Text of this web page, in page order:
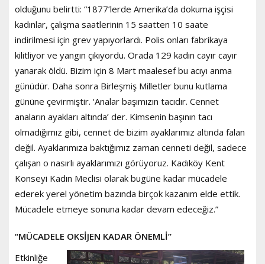
olduğunu belirtti: “1877’lerde Amerika’da dokuma işçisi
kadınlar, çalışma saatlerinin 15 saatten 10 saate
indirilmesi için grev yapıyorlardı. Polis onları fabrikaya
kilitliyor ve yangın çıkıyordu. Orada 129 kadın cayır cayır
yanarak öldü. Bizim için 8 Mart maalesef bu acıyı anma
günüdür. Daha sonra Birleşmiş Milletler bunu kutlama
gününe çevirmiştir. ‘Analar başımızın tacıdır. Cennet
anaların ayakları altında’ der. Kimsenin başının tacı
olmadığımız gibi, cennet de bizim ayaklarımız altında falan
değil. Ayaklarımıza baktığımız zaman cenneti değil, sadece
çalışan o nasırlı ayaklarımızı görüyoruz. Kadıköy Kent
Konseyi Kadın Meclisi olarak bugüne kadar mücadele
ederek yerel yönetim bazında birçok kazanım elde ettik.
Mücadele etmeye sonuna kadar devam edeceğiz.”
“MÜCADELE OKSİJEN KADAR ÖNEMLİ”
Etkinliğe